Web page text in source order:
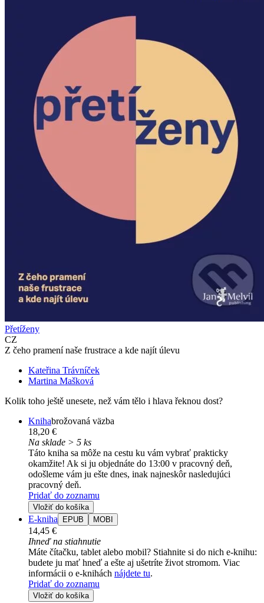
Přetíženy
CZ
Z čeho pramení naše frustrace a kde najít úlevu
Kateřina Trávníček
Martina Mašková
Kolik toho ještě unesete, než vám tělo i hlava řeknou dost?
Knihabrožovaná väzba
18,20 €
Na sklade > 5 ks
Táto kniha sa môže na cestu ku vám vybrať prakticky
okamžite! Ak si ju objednáte do 13:00 v pracovný deň,
odošleme vám ju ešte dnes, inak najneskôr nasledujúci
pracovný deň.
Pridať do zoznamu
Vložiť do košíka
E-kniha EPUB MOBI
14,45 €
Ihneď na stiahnutie
Máte čítačku, tablet alebo mobil? Stiahnite si do nich e-knihu:
budete ju mať hneď a ešte aj ušetríte život stromom. Viac
informácii o e-knihách nájdete tu.
Pridať do zoznamu
Vložiť do košíka